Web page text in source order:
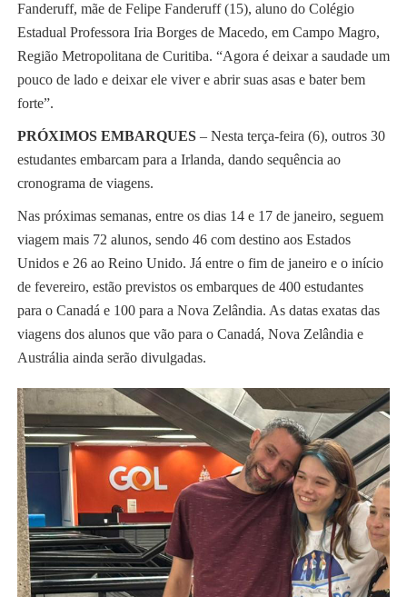
Fanderuff, mãe de Felipe Fanderuff (15), aluno do Colégio
Estadual Professora Iria Borges de Macedo, em Campo Magro,
Região Metropolitana de Curitiba. “Agora é deixar a saudade um
pouco de lado e deixar ele viver e abrir suas asas e bater bem
forte”.
PRÓXIMOS EMBARQUES – Nesta terça-feira (6), outros 30
estudantes embarcam para a Irlanda, dando sequência ao
cronograma de viagens.
Nas próximas semanas, entre os dias 14 e 17 de janeiro, seguem
viagem mais 72 alunos, sendo 46 com destino aos Estados
Unidos e 26 ao Reino Unido. Já entre o fim de janeiro e o início
de fevereiro, estão previstos os embarques de 400 estudantes
para o Canadá e 100 para a Nova Zelândia. As datas exatas das
viagens dos alunos que vão para o Canadá, Nova Zelândia e
Austrália ainda serão divulgadas.